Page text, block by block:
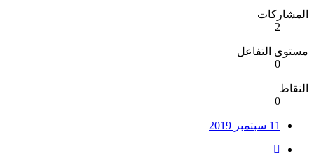
المشاركات
2
مستوى التفاعل
0
النقاط
0
11 سبتمبر 2019